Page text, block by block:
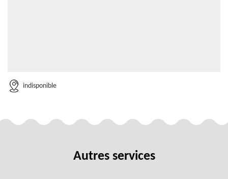
indisponible
Autres services